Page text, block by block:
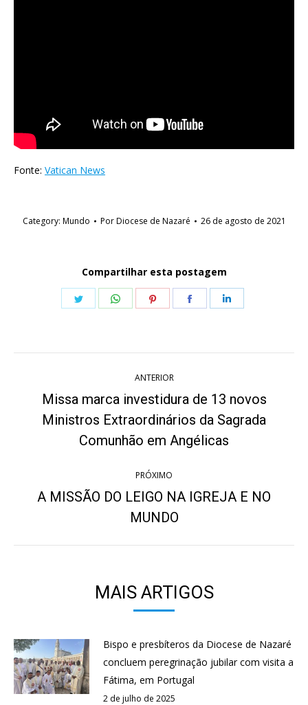
Fonte: Vatican News
Category: Mundo PorDiocese de Nazaré 26 de agosto de 2021
Compartilhar esta postagem
Share
Share
Share
Share
post:
ANTERIOR
Post
anterior:
Missa marca investidura de 13 novos
Ministros Extraordinários da Sagrada
Comunhão em Angélicas
PRÓXIMO
Próximo
post:
A MISSÃO DO LEIGO NA IGREJA E NO
MUNDO
MAIS ARTIGOS
Bispo e presbíteros da Diocese de Nazaré
concluem peregrinação jubilar com visita a
Fátima, em Portugal
2 de julho de 2025